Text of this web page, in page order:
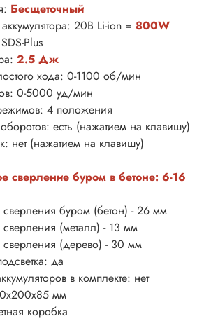
Бесщеточный
20В Li-ion = 800W
Plus
2.5 Дж
хода: 0-1100 об/мин
0-5000 уд/мин
4 положения
есть (нажатием на клавишу)
нет (нажатием на клавишу)
сверление буром в бетоне: 6-16
сверления буром (бетон) - 26 мм
(металл) - 13 мм
(дерево) - 30 мм
да
в комплекте: нет
мм
коробка